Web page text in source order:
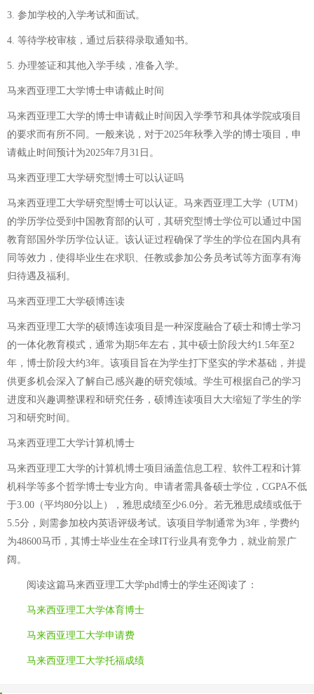
3. 参加学校的入学考试和面试。
4. 等待学校审核，通过后获得录取通知书。
5. 办理签证和其他入学手续，准备入学。
马来西亚理工大学博士申请截止时间
马来西亚理工大学的博士申请截止时间因入学季节和具体学院或项目
的要求而有所不同。一般来说，对于2025年秋季入学的博士项目，申
请截止时间预计为2025年7月31日。
马来西亚理工大学研究型博士可以认证吗
马来西亚理工大学研究型博士可以认证。马来西亚理工大学（UTM）
的学历学位受到中国教育部的认可，其研究型博士学位可以通过中国
教育部国外学历学位认证。该认证过程确保了学生的学位在国内具有
同等效力，使得毕业生在求职、任教或参加公务员考试等方面享有海
归待遇及福利。
马来西亚理工大学硕博连读
马来西亚理工大学的硕博连读项目是一种深度融合了硕士和博士学习
的一体化教育模式，通常为期5年左右，其中硕士阶段大约1.5年至2
年，博士阶段大约3年。该项目旨在为学生打下坚实的学术基础，并提
供更多机会深入了解自己感兴趣的研究领域。学生可根据自己的学习
进度和兴趣调整课程和研究任务，硕博连读项目大大缩短了学生的学
习和研究时间。
马来西亚理工大学计算机博士
马来西亚理工大学的计算机博士项目涵盖信息工程、软件工程和计算
机科学等多个哲学博士专业方向。申请者需具备硕士学位，CGPA不低
于3.00（平均80分以上），雅思成绩至少6.0分。若无雅思成绩或低于
5.5分，则需参加校内英语评级考试。该项目学制通常为3年，学费约
为48600马币，其博士毕业生在全球IT行业具有竞争力，就业前景广
阔。
阅读这篇马来西亚理工大学phd博士的学生还阅读了：
马来西亚理工大学体育博士
马来西亚理工大学申请费
马来西亚理工大学托福成绩